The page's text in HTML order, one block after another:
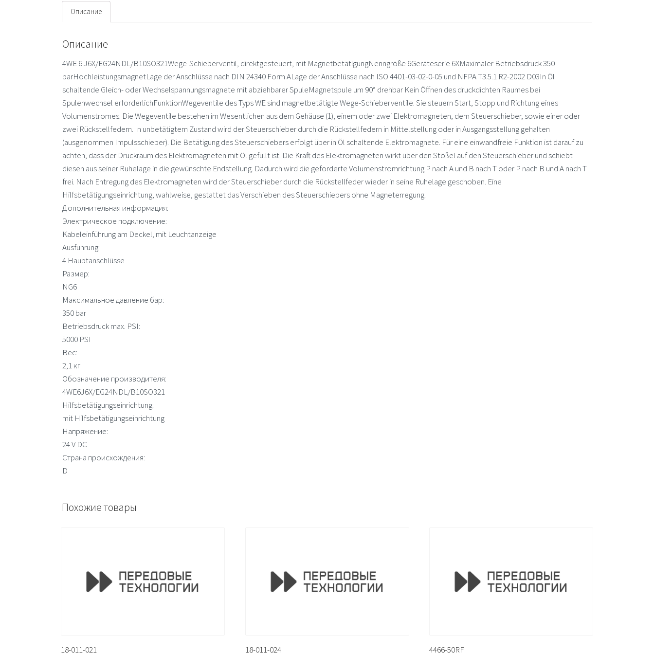
Описание
Описание
4WE 6 J6X/EG24NDL/B10SO321Wege-Schieberventil, direktgesteuert, mit MagnetbetätigungNenngröße 6Geräteserie 6XMaximaler Betriebsdruck 350
barHochleistungsmagnetLage der Anschlüsse nach DIN 24340 Form ALage der Anschlüsse nach ISO 4401-03-02-0-05 und NFPA T3.5.1 R2-2002 D03In Öl
schaltende Gleich- oder Wechselspannungsmagnete mit abziehbarer SpuleMagnetspule um 90° drehbar Kein Öffnen des druckdichten Raumes bei
Spulenwechsel erforderlichFunktionWegeventile des Typs WE sind magnetbetätigte Wege-Schieberventile. Sie steuern Start, Stopp und Richtung eines
Volumenstromes. Die Wegeventile bestehen im Wesentlichen aus dem Gehäuse (1), einem oder zwei Elektromagneten, dem Steuerschieber, sowie einer oder
zwei Rückstellfedern. In unbetätigtem Zustand wird der Steuerschieber durch die Rückstellfedern in Mittelstellung oder in Ausgangsstellung gehalten
(ausgenommen Impulsschieber). Die Betätigung des Steuerschiebers erfolgt über in Öl schaltende Elektromagnete. Für eine einwandfreie Funktion ist darauf zu
achten, dass der Druckraum des Elektromagneten mit Öl gefüllt ist. Die Kraft des Elektromagneten wirkt über den Stößel auf den Steuerschieber und schiebt
diesen aus seiner Ruhelage in die gewünschte Endstellung. Dadurch wird die geforderte Volumenstromrichtung P nach A und B nach T oder P nach B und A nach T
frei. Nach Entregung des Elektromagneten wird der Steuerschieber durch die Rückstellfeder wieder in seine Ruhelage geschoben. Eine
Hilfsbetätigungseinrichtung, wahlweise, gestattet das Verschieben des Steuerschiebers ohne Magneterregung.
Дополнительная информация:
Электрическое подключение:
Kabeleinführung am Deckel, mit Leuchtanzeige
Ausführung:
4 Hauptanschlüsse
Размер:
NG6
Максимальное давление бар:
350 bar
Betriebsdruck max. PSI:
5000 PSI
Вес:
2,1 кг
Обозначение производителя:
4WE6J6X/EG24NDL/B10SO321
Hilfsbetätigungseinrichtung:
mit Hilfsbetätigungseinrichtung
Напряжение:
24 V DC
Страна происхождения:
D
Похожие товары
18-011-021
18-011-024
4466-50RF